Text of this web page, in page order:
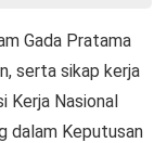
Gada Pratama
serta sikap kerja
Kerja Nasional
dalam Keputusan